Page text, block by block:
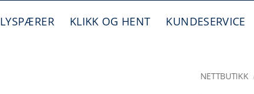
LYSPÆRER KLIKK OG HENT KUNDESERVICE
NETTBUTIKK